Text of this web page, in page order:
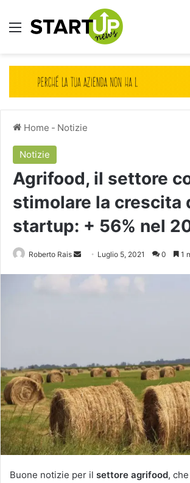
Menu
Home - Notizie
Notizie
Agrifood, il settore
stimolare la crescita
startup: + 56% nel
Roberto Rais
Invia Luglio 5, 2021 0 1
Buone notizie per il settore agrifood,